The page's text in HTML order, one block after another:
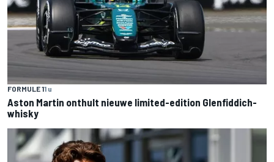
FORMULE 11 u
Aston Martin onthult nieuwe limited-edition Glenfiddich-
whisky